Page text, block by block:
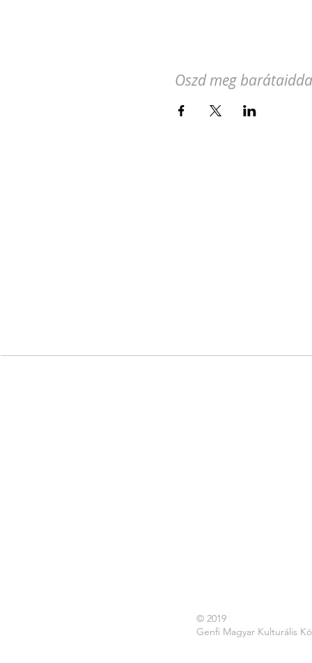
Oszd meg
© 2019
Genfi Magyar Kulturális